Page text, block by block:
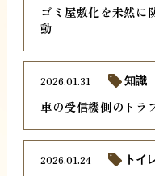
ゴミ屋敷化を未然に
動
車の受信機側のトラ
2026.01.31 知識
2026.01.24 トイ